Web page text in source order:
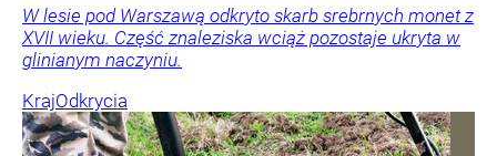
W lesie pod Warszawą odkryto skarb srebrnych monet z
XVII wieku. Część znaleziska wciąż pozostaje ukryta w
glinianym naczyniu.
KrajOdkrycia